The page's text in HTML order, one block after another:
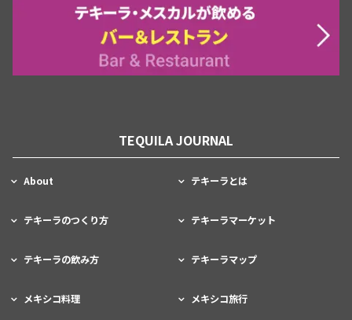
TEQUILA JOURNAL
About テキーラとは
テキーラのつくり方 テキーラマーケット
テキーラの飲み方 テキーラマップ
メキシコ料理 メキシコ旅行